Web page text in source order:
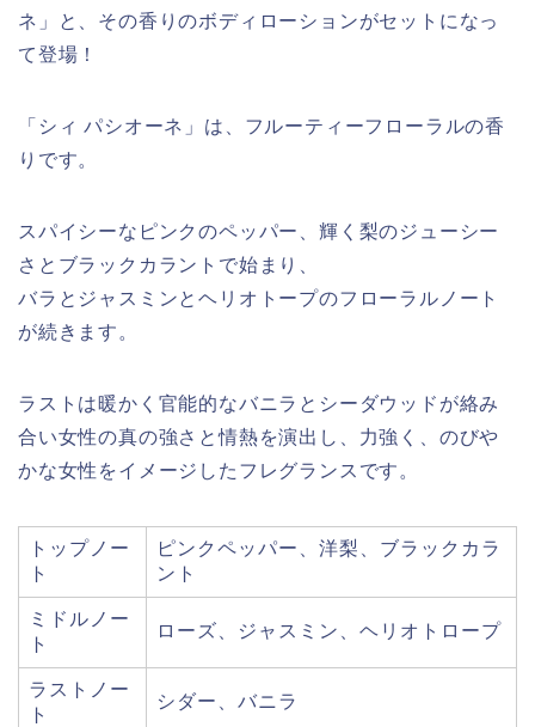
ネ」と、その香りのボディローションがセットになっ
て登場！
「シィ パシオーネ」は、フルーティーフローラルの香
りです。
スパイシーなピンクのペッパー、輝く梨のジューシー
さとブラックカラントで始まり、
バラとジャスミンとヘリオトープのフローラルノート
が続きます。
ラストは暖かく官能的なバニラとシーダウッドが絡み
合い女性の真の強さと情熱を演出し、力強く、のびや
かな女性をイメージしたフレグランスです。
トップノー
ト
ピンクペッパー、洋梨、ブラックカラ
ント
ミドルノー
ト
ローズ、ジャスミン、ヘリオトロープ
ラストノー
ト
シダー、バニラ